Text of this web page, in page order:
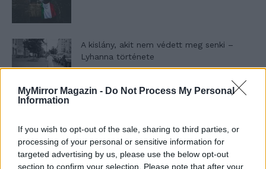
MyMirror Magazin - Do Not Process My Personal
Information
If you wish to opt-out of the sale, sharing to third parties, or
processing of your personal or sensitive information for
targeted advertising by us, please use the below opt-out
section to confirm your selection. Please note that after your
A kislány, akit nem védett meg senki –
Lyhanna története
T. szereti a fiatal lányokat 13. rész